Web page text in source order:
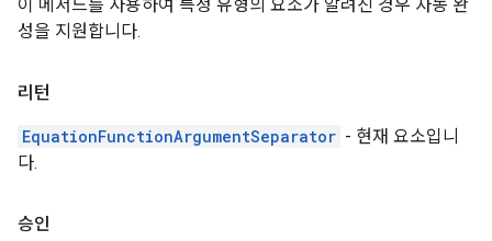
이 메서드를 사용하여 특정 유형의 요소가 알려진 경우 자동 완
성을 지원합니다.
리턴
EquationFunctionArgumentSeparator - 현재 요소입니
다.
승인